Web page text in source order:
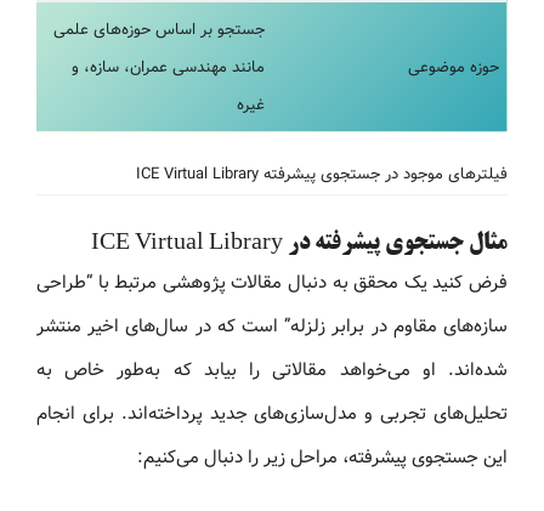
حوزه موضوعی
جستجو بر اساس حوزه‌های علمی
مانند مهندسی عمران، سازه، و
غیره
فیلترهای موجود در جستجوی پیشرفته ICE Virtual Library
مثال جستجوی پیشرفته در ICE Virtual Library
فرض کنید یک محقق به دنبال مقالات پژوهشی مرتبط با “طراحی
سازه‌های مقاوم در برابر زلزله” است که در سال‌های اخیر منتشر
شده‌اند. او می‌خواهد مقالاتی را بیابد که به‌طور خاص به
تحلیل‌های تجربی و مدل‌سازی‌های جدید پرداخته‌اند. برای انجام
این جستجوی پیشرفته، مراحل زیر را دنبال می‌کنیم: